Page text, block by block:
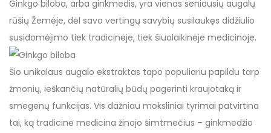
Ginkgo biloba, arba ginkmedis, yra vienas seniausių augalų
rūšių Žemėje, dėl savo vertingų savybių susilaukęs didžiulio
susidomėjimo tiek tradicinėje, tiek šiuolaikinėje medicinoje.
Šio unikalaus augalo ekstraktas tapo populiariu papildu tarp
žmonių, ieškančių natūralių būdų pagerinti kraujotaką ir
smegenų funkcijas. Vis dažniau moksliniai tyrimai patvirtina
tai, ką tradicinė medicina žinojo šimtmečius – ginkmedžio